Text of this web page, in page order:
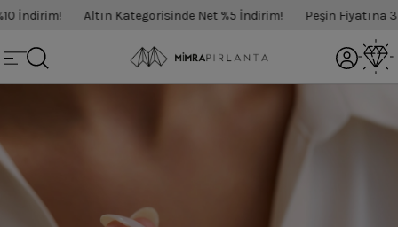
İndirim! Altın Kategorisinde Net %5 İndirim! Peşin Fiyatına 3